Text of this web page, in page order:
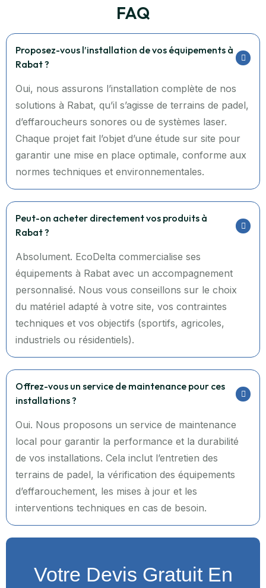
FAQ
Proposez-vous l’installation de vos équipements à
Rabat ?
Oui, nous assurons l’installation complète de nos
solutions à Rabat, qu’il s’agisse de terrains de padel,
d’effaroucheurs sonores ou de systèmes laser.
Chaque projet fait l’objet d’une étude sur site pour
garantir une mise en place optimale, conforme aux
normes techniques et environnementales.
Peut-on acheter directement vos produits à
Rabat ?
Absolument. EcoDelta commercialise ses
équipements à Rabat avec un accompagnement
personnalisé. Nous vous conseillons sur le choix
du matériel adapté à votre site, vos contraintes
techniques et vos objectifs (sportifs, agricoles,
industriels ou résidentiels).
Offrez-vous un service de maintenance pour ces
installations ?
Oui. Nous proposons un service de maintenance
local pour garantir la performance et la durabilité
de vos installations. Cela inclut l’entretien des
terrains de padel, la vérification des équipements
d’effarouchement, les mises à jour et les
interventions techniques en cas de besoin.
Votre Devis Gratuit En